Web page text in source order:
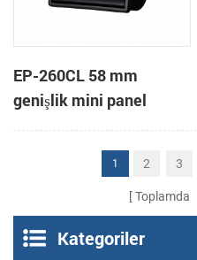
EP-260CL 58 mm
genişlik mini panel
otomatik kesici termal
yazıcı bağlama
1 2 3
Toplamda
Kategoriler